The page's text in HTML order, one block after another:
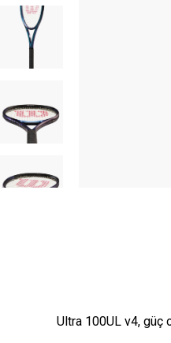
Ultra 100UL v4, güç